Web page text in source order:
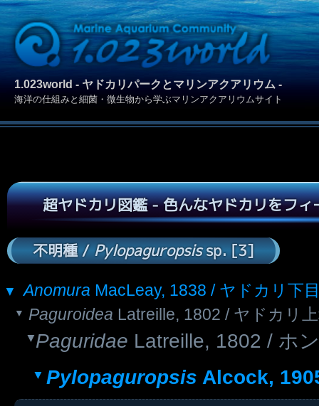
1.023world - ヤドカリパークとマリンアクアリウム -
海洋の仕組みと細菌・微生物から学ぶマリンアクアリウムサイト
超ヤドカリ図鑑 - 色んなヤドカリをフ
不明種 /Pylopaguropsissp. [3]
Anomura MacLeay, 1838 / ヤドカリ下
Paguroidea Latreille, 1802 / ヤドカリ
Paguridae Latreille, 1802 / ホ
Pylopaguropsis Alcock,